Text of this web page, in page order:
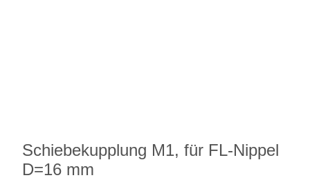
Schiebekupplung M1, für FL-Nippel
D=16 mm